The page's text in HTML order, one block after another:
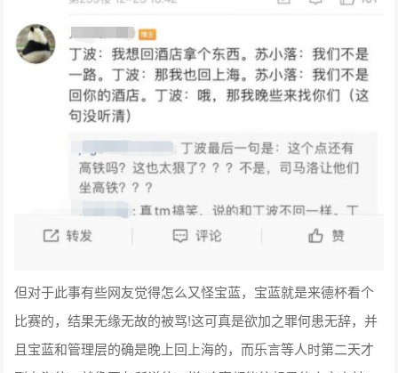
但对于此事有些网友觉得怎么又怪宝蓝，宝蓝就是来德杯看个
比赛的，结果无缘无故的被骂!这可真是欲加之罪何患无辞，并
且宝蓝和管理层的确是晚上回上海的，而乐言等人时第二天才